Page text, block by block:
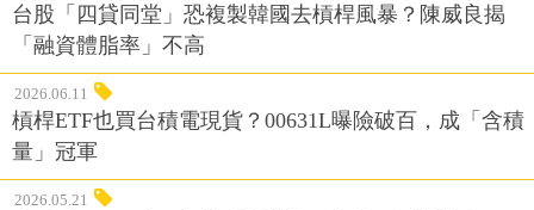
台股「四貸同堂」恐複製韓國去槓桿風暴？陳威良揭
「融資體脂率」不高
2026.06.11
槓桿ETF也買台積電現貨？00631L曝險破百，成「含積
量」冠軍
2026.05.21